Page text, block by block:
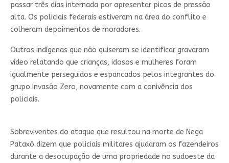
passar três dias internada por apresentar picos de pressão
alta. Os policiais federais estiveram na área do conflito e
colheram depoimentos de moradores.
Outros indígenas que não quiseram se identificar gravaram
vídeo relatando que crianças, idosos e mulheres foram
igualmente perseguidos e espancados pelos integrantes do
grupo Invasão Zero, novamente com a conivência dos
policiais.
Sobreviventes do ataque que resultou na morte de Nega
Pataxó dizem que policiais militares ajudaram os fazendeiros
durante a desocupação de uma propriedade no sudoeste da